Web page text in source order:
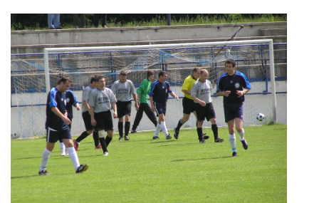
© 2026 eStránky.cz |RSS